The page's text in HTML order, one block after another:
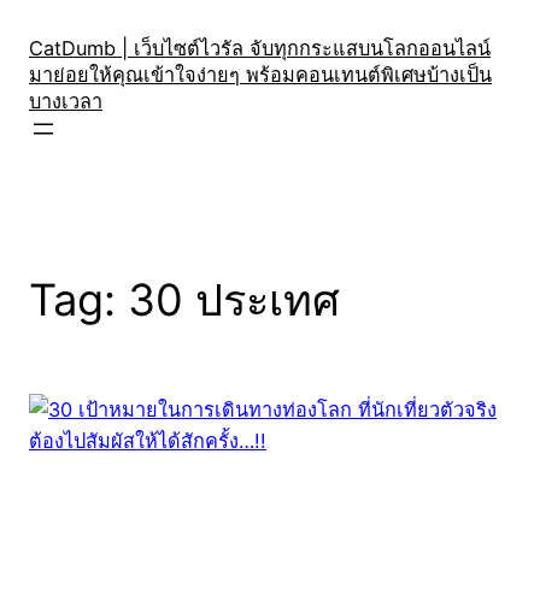
content
CatDumb | เว็บไซต์ไวรัล จับทุกกระแสบนโลกออนไลน์
มาย่อยให้คุณเข้าใจง่ายๆ พร้อมคอนเทนต์พิเศษบ้างเป็น
บางเวลา
Tag: 30 ประเทศ